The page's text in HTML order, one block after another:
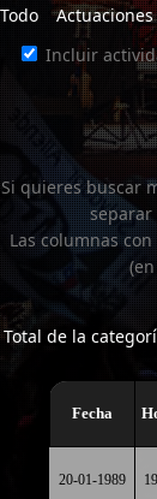
Todo Actuaciones
Incluir
Si quieres buscar
separar
Las columnas
Total de la
Fecha
20-01-1989